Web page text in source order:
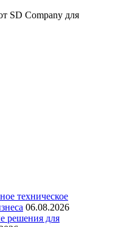
SD Company для
техническое
06.08.2026
решения для